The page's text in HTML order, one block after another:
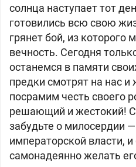
солнца наступает тот
готовились всю свою
грянет бой, из
вечность. Сегодня
останемся в памяти
предки смотрят на нас
посрамим честь своего
решающий и жестокий!
забудьте о милосердии
императорской власти,
самонадеянно желать